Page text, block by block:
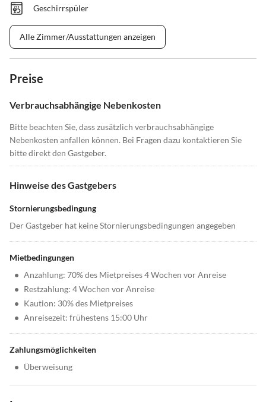
Geschirrspüler
Alle Zimmer/Ausstattungen anzeigen
Preise
Verbrauchsabhängige Nebenkosten
Bitte beachten Sie, dass zusätzlich verbrauchsabhängige
Nebenkosten anfallen können. Bei Fragen dazu kontaktieren Sie
bitte direkt den Gastgeber.
Hinweise des Gastgebers
Stornierungsbedingung
Der Gastgeber hat keine Stornierungsbedingungen angegeben
Mietbedingungen
• Anzahlung: 70% des Mietpreises 4 Wochen vor Anreise
• Restzahlung: 4 Wochen vor Anreise
• Kaution: 30% des Mietpreises
• Anreisezeit: frühestens 15:00 Uhr
Zahlungsmöglichkeiten
• Überweisung